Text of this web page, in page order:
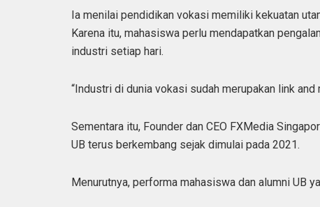
Ia menilai pendidikan vokasi memiliki kekuatan
Karena itu, mahasiswa perlu mendapatkan
industri setiap hari.
“Industri di dunia vokasi sudah merupakan link and
Sementara itu, Founder dan CEO FXMedia
UB terus berkembang sejak dimulai pada 2021.
Menurutnya, performa mahasiswa dan alumni UB